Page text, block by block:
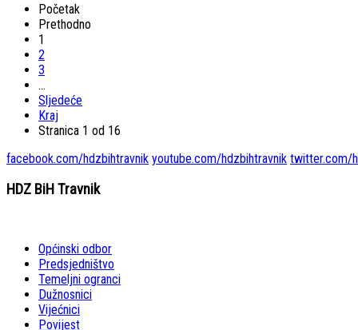
Početak
Prethodno
1
2
3
…
Sljedeće
Kraj
Stranica 1 od 16
facebook.com/hdzbihtravnik youtube.com/hdzbihtravnik twitter.com/
HDZ BiH Travnik
Općinski odbor
Predsjedništvo
Temeljni ogranci
Dužnosnici
Vijećnici
Povijest